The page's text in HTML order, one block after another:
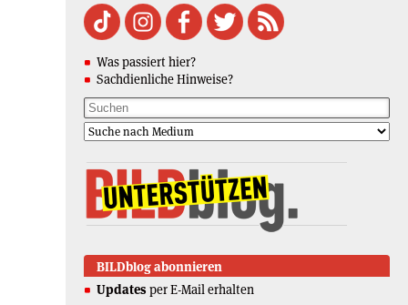
Was passiert hier?
Sachdienliche Hinweise?
BILDblog abonnieren
Updates per E-Mail erhalten